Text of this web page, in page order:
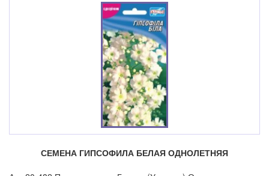
СЕМЕНА ГИПСОФИЛА БЕЛАЯ ОДНОЛЕТНЯЯ